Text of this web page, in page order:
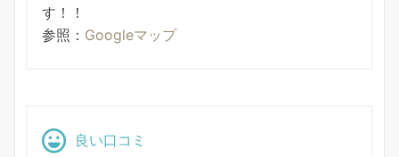
す！！
参照： Googleマップ
良い口コミ